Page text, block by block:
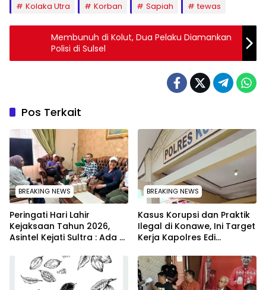
Kolaka Utra
Korban Sapiah tewas
Membunuh di Kolut, Dua Pelaku Diamankan
Polisi di Sulsel
Pos Terkait
BREAKING NEWS
Peringati Hari Lahir
Kejaksaan Tahun 2026,
Asintel Kejati Sultra : Ada
sampai Adhyaksa Run
BREAKING NEWS
Kasus Korupsi dan Praktik
Ilegal di Konawe, Ini Target
Kerja Kapolres Edi